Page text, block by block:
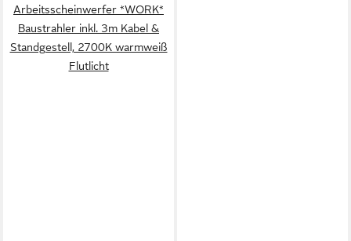
Arbeitsscheinwerfer *WORK*
Baustrahler inkl. 3m Kabel &
Standgestell, 2700K warmweiß
Flutlicht